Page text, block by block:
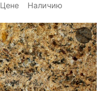
Цене Наличию